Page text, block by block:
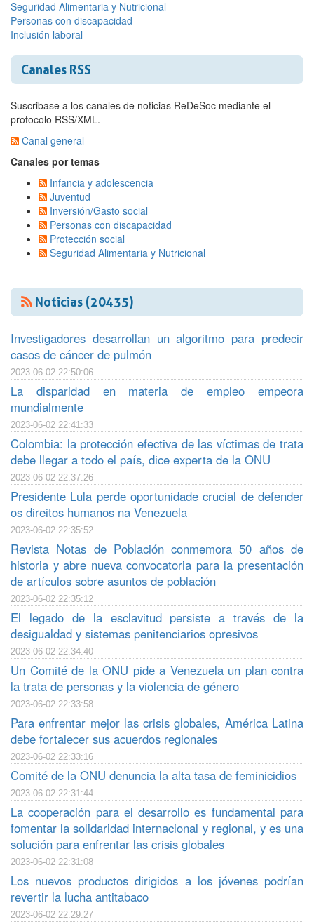
Seguridad Alimentaria y Nutricional
Personas con discapacidad
Inclusión laboral
Canales RSS
Suscribase a los canales de noticias ReDeSoc mediante el
protocolo RSS/XML.
Canal general
Canales por temas
Infancia y adolescencia
Juventud
Inversión/Gasto social
Personas con discapacidad
Protección social
Seguridad Alimentaria y Nutricional
Noticias (20435)
Investigadores desarrollan un algoritmo para predecir
casos de cáncer de pulmón
2023-06-02 22:50:06
La disparidad en materia de empleo empeora
mundialmente
2023-06-02 22:41:33
Colombia: la protección efectiva de las víctimas de trata
debe llegar a todo el país, dice experta de la ONU
2023-06-02 22:37:26
Presidente Lula perde oportunidade crucial de defender
os direitos humanos na Venezuela
2023-06-02 22:35:52
Revista Notas de Población conmemora 50 años de
historia y abre nueva convocatoria para la presentación
de artículos sobre asuntos de población
2023-06-02 22:35:12
El legado de la esclavitud persiste a través de la
desigualdad y sistemas penitenciarios opresivos
2023-06-02 22:34:40
Un Comité de la ONU pide a Venezuela un plan contra
la trata de personas y la violencia de género
2023-06-02 22:33:58
Para enfrentar mejor las crisis globales, América Latina
debe fortalecer sus acuerdos regionales
2023-06-02 22:33:16
Comité de la ONU denuncia la alta tasa de feminicidios
2023-06-02 22:31:44
La cooperación para el desarrollo es fundamental para
fomentar la solidaridad internacional y regional, y es una
solución para enfrentar las crisis globales
2023-06-02 22:31:08
Los nuevos productos dirigidos a los jóvenes podrían
revertir la lucha antitabaco
2023-06-02 22:29:27